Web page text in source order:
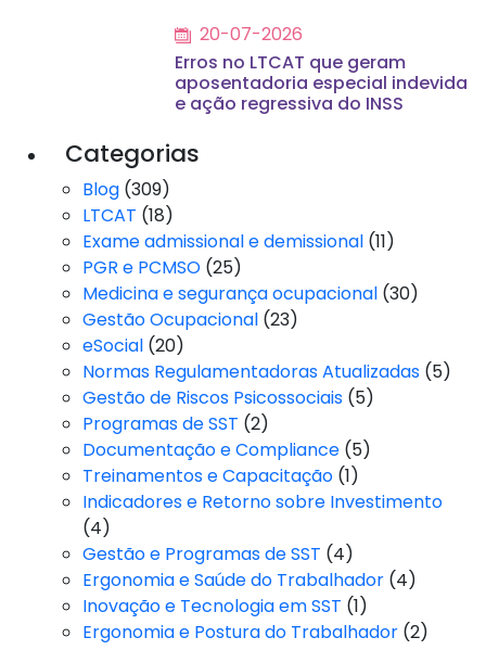
20-07-2026
Erros no LTCAT que geram
aposentadoria especial indevida
e ação regressiva do INSS
Categorias
Blog (309)
LTCAT (18)
Exame admissional e demissional (11)
PGR e PCMSO (25)
Medicina e segurança ocupacional (30)
Gestão Ocupacional (23)
eSocial (20)
Normas Regulamentadoras Atualizadas (5)
Gestão de Riscos Psicossociais (5)
Programas de SST (2)
Documentação e Compliance (5)
Treinamentos e Capacitação (1)
Indicadores e Retorno sobre Investimento
(4)
Gestão e Programas de SST (4)
Ergonomia e Saúde do Trabalhador (4)
Inovação e Tecnologia em SST (1)
Ergonomia e Postura do Trabalhador (2)